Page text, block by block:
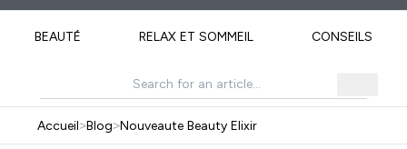
BEAUTÉ RELAX ET SOMMEIL CONSEILS
Accueil>Blog>Nouveaute Beauty Elixir